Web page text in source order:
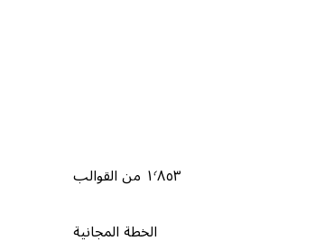
١٬٨٥٣ من القوالب
الخطة المجانية